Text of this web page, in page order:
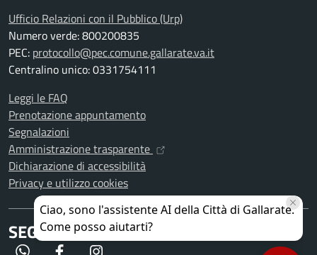
Ufficio Relazioni con il Pubblico (Urp)
Numero verde: 800200835
PEC: protocollo@pec.comune.gallarate.va.it
Centralino unico: 0331754111
Leggi le FAQ
Prenotazione appuntamento
Segnalazioni
Amministrazione trasparente
Dichiarazione di accessibilità
Privacy e utilizzo cookies
SEGUICI SU
WhatsApp Facebook